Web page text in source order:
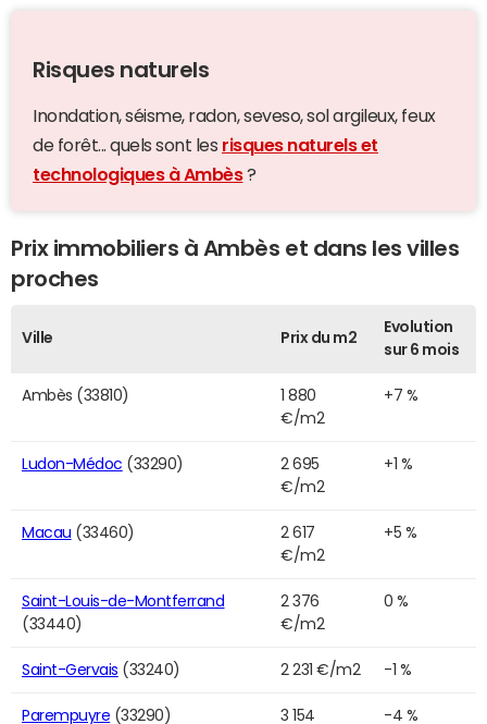
Risques naturels
Inondation, séisme, radon, seveso, sol argileux, feux
de forêt... quels sont les risques naturels et
technologiques à Ambès?
Prix immobiliers à Ambès et dans les villes
proches
Ville Prix du m2
Evolution
sur 6 mois
Ambès (33810)
1 880
€/m2
+7 %
Ludon-Médoc (33290)
2 695
€/m2
+1 %
Macau (33460)
2 617
€/m2
+5 %
Saint-Louis-de-Montferrand
(33440)
2 376
€/m2
0 %
Saint-Gervais (33240) 2 231 €/m2 -1 %
Parempuyre (33290) 3 154 -4 %